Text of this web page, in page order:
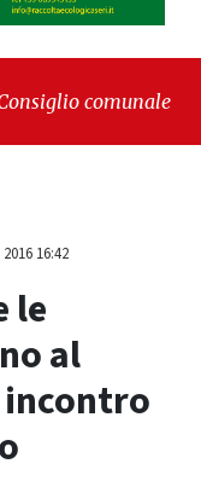
comunale
ammessa
16:42
le
al